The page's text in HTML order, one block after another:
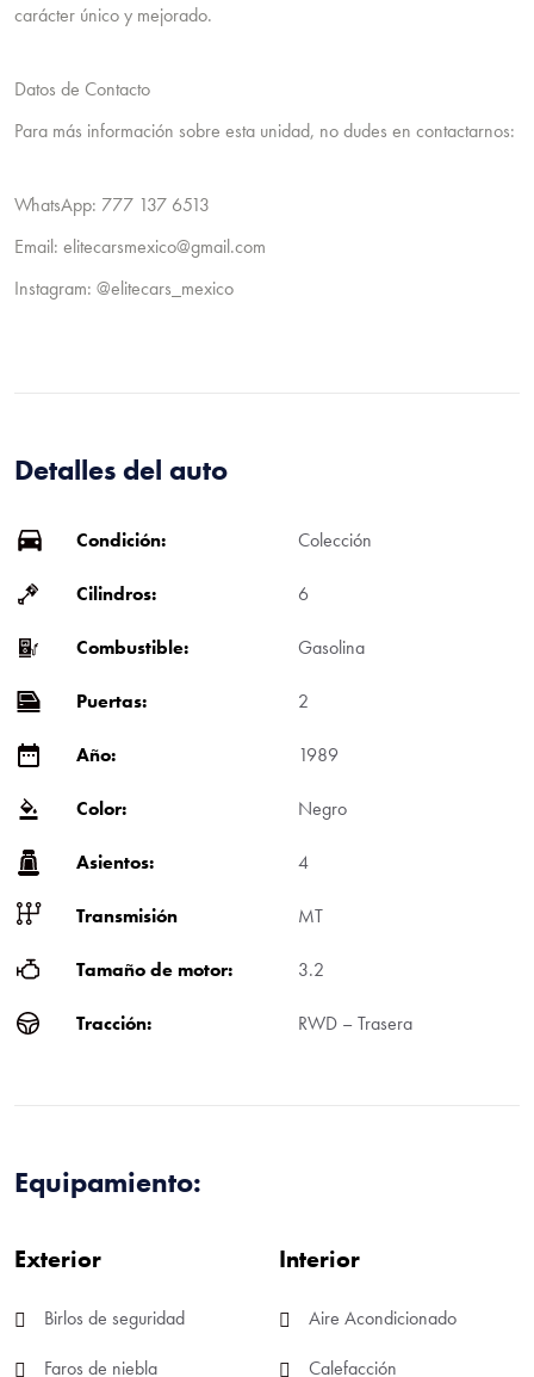
carácter único y mejorado.
Datos de Contacto
Para más información sobre esta unidad, no dudes en contactarnos:
WhatsApp: 777 137 6513
Email: elitecarsmexico@gmail.com
Instagram: @elitecars_mexico
Detalles del auto
Condición: Colección
Cilindros: 6
Combustible: Gasolina
Puertas: 2
Año: 1989
Color: Negro
Asientos: 4
Transmisión MT
Tamaño de motor: 3.2
Tracción: RWD – Trasera
Equipamiento:
Exterior
Birlos de seguridad
Faros de niebla
Interior
Aire Acondicionado
Calefacción